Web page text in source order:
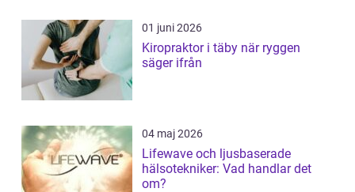
01 juni 2026
Kiropraktor i täby när ryggen
säger ifrån
04 maj 2026
Lifewave och ljusbaserade
hälsotekniker: Vad handlar det
om?